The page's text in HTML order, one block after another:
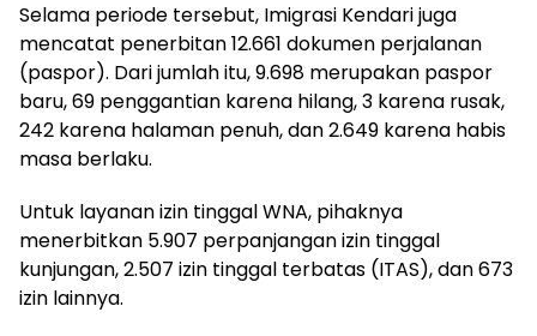
‎Selama periode tersebut, Imigrasi Kendari juga
mencatat penerbitan 12.661 dokumen perjalanan
(paspor). Dari jumlah itu, 9.698 merupakan paspor
baru, 69 penggantian karena hilang, 3 karena rusak,
242 karena halaman penuh, dan 2.649 karena habis
masa berlaku.
‎Untuk layanan izin tinggal WNA, pihaknya
menerbitkan 5.907 perpanjangan izin tinggal
kunjungan, 2.507 izin tinggal terbatas (ITAS), dan 673
izin lainnya.